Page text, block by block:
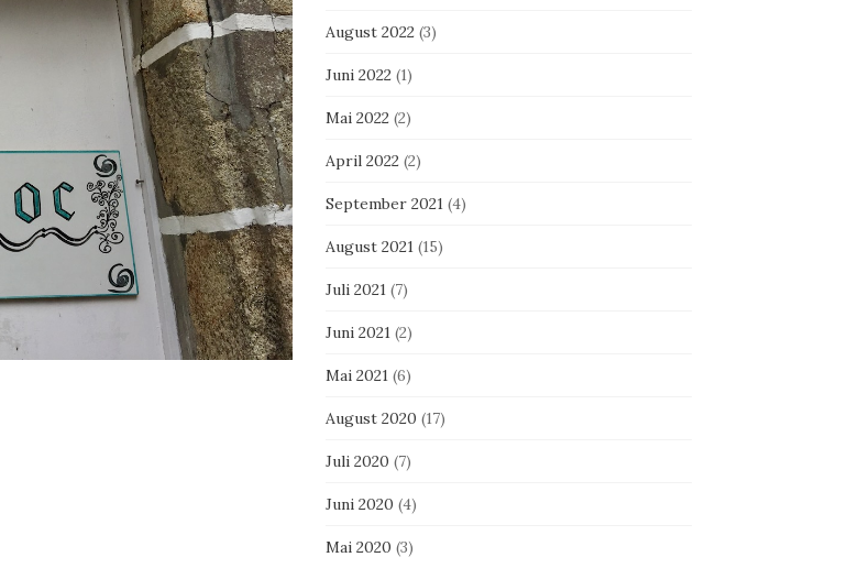
August 2022(3)
Juni 2022(1)
Mai 2022(2)
April 2022(2)
September 2021(4)
August 2021(15)
Juli 2021(7)
Juni 2021(2)
Mai 2021(6)
August 2020 (17)
Juli 2020 (7)
Juni 2020 (4)
Mai 2020 (3)